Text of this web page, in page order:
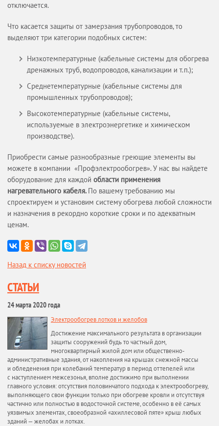
отключается.
Что касается защиты от замерзания трубопроводов, то
выделяют три категории подобных систем:
Низкотемпературные (кабельные системы для обогрева
дренажных труб, водопроводов, канализации и т.п.);
Среднетемпературные (кабельные системы для
промышленных трубопроводов);
Высокотемпературные (кабельные системы,
используемые в электроэнергетике и химическом
производстве).
Приобрести самые разнообразные греющие элементы вы
можете в компании «Профэлектрообогрев». У нас вы найдете
оборудование для каждой области применения
нагревательного кабеля. По вашему требованию мы
спроектируем и установим систему обогрева любой сложности
и назначения в рекордно короткие сроки и по адекватным
ценам.
Назад к списку новостей
СТАТЬИ
24 марта 2020 года
Электрообогрев лотков и желобов
Достижение максимального результата в организации
защиты сооружений будь то частный дом,
многоквартирный жилой дом или общественно-
административные здания, от накопления на крышах снежной массы
и обледенения при колебаний температур в период оттепелей или
с наступлением межсезонья, вполне достижимо при выполнении
главного условия: отсутствия половинчатого подхода к электрообогреву,
выполняющего свои функции только при обогреве кровли и отсутствуя
частично или полностью в водосточной системе, особенно в её самых
уязвимых элементах, своеобразной «ахиллесовой пяте» крыш любых
зданий — желобах и лотках.